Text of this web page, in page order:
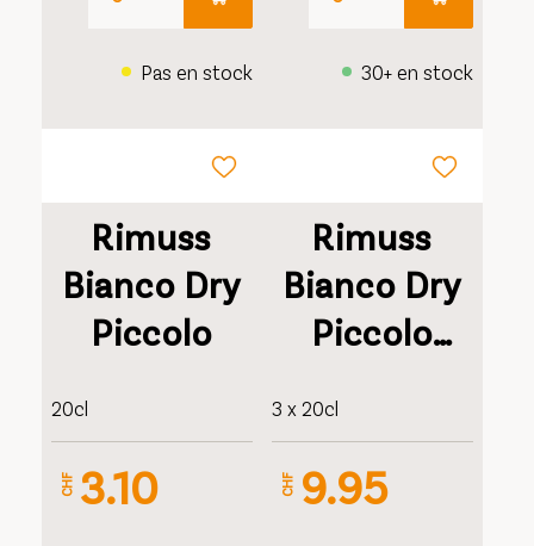
Pas en stock 30+ en stock
Rimuss
Bianco Dry
Piccolo
20cl
CHF 3.10
Rimuss
Bianco Dry
Piccolo
3 x 20cl
CHF 9.95